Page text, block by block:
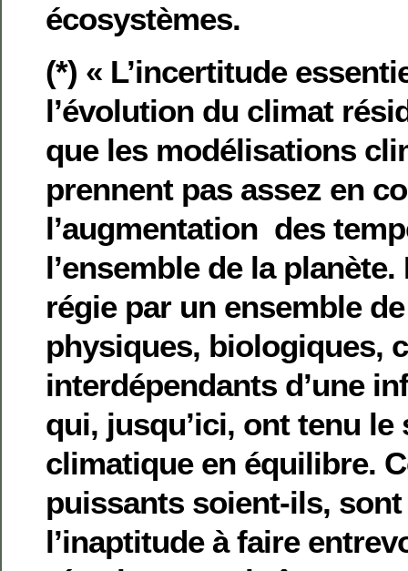
écosystèmes.
(*) « L’incertitude
l’évolution du climat
que les modélisations
prennent pas assez en
l’augmentation des
l’ensemble de la planète.
régie par un ensemble
physiques, biologiques,
interdépendants d’une
qui, jusqu’ici, ont tenu le
climatique en équilibre.
puissants soient-ils,
l’inaptitude à faire